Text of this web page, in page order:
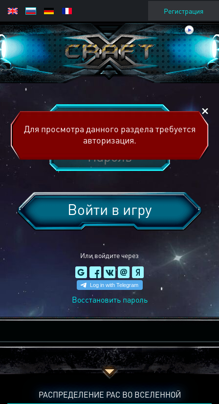
Регистрация
Или войдите через
Войти в игру
Восстановить пароль
Для просмотра данного раздела требуется
авторизация.
РАСПРЕДЕЛЕНИЕ РАС ВО ВСЕЛЕННОЙ